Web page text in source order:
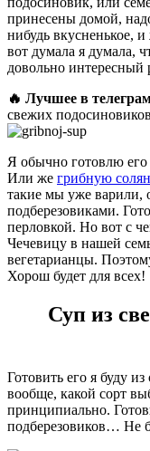
принесены домой,
нибудь вкусненькое,
вот думала я думала,
довольно интересный
🔥 Лучшее в
свежих
Я обычно готовлю его
Или же грибную
такие мы уже варили,
подберезовиками.
перловкой. Но вот с
Чечевицу в нашей
вегетарианцы.
Хорош будет для всех!
Суп из
Готовить его я буду
вообще, какой сорт
принципиально.
подберезовиков… Не